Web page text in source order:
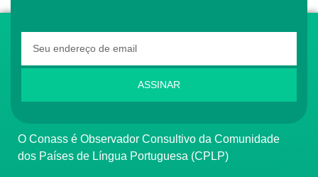
ASSINAR
O Conass é Observador Consultivo da Comunidade
dos Países de Língua Portuguesa (CPLP)